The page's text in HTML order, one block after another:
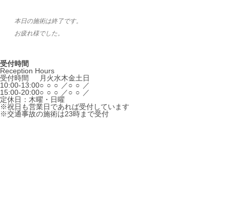
本日の施術は終了です。
お疲れ様でした。
受付時間
Reception Hours
受付時間
月 火水木金土日
10:00-13:00○ ○ ○ ／○ ○ ／
15:00-20:00○ ○ ○ ／○ ○ ／
定休日：木曜・日曜
※祝日も営業日であれば受付しています
※交通事故の施術は23時まで受付